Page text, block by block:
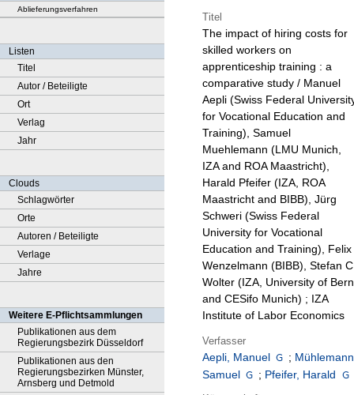
Ablieferungsverfahren
Listen
Titel
Autor / Beteiligte
Ort
Verlag
Jahr
Clouds
Schlagwörter
Orte
Autoren / Beteiligte
Verlage
Jahre
Weitere E-Pflichtsammlungen
Publikationen aus dem
Regierungsbezirk Düsseldorf
Publikationen aus den
Regierungsbezirken Münster,
Arnsberg und Detmold
Titel
The impact of hiring costs for
skilled workers on
apprenticeship training : a
comparative study / Manuel
Aepli (Swiss Federal
for Vocational Education and
Training), Samuel
Muehlemann (LMU Munich,
IZA and ROA Maastricht),
Harald Pfeifer (IZA, ROA
Maastricht and BIBB), Jürg
Schweri (Swiss Federal
University for Vocational
Education and Training), Felix
Wenzelmann (BIBB), Stefan
Wolter (IZA, University of Bern
and CESifo Munich) ; IZA
Institute of Labor Economics
Verfasser
Aepli, Manuel ;
Samuel
; Pfeifer, Harald